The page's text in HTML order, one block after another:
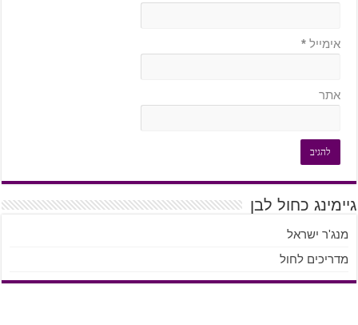
אימייל *
אתר
גיימינג כחול לבן
מנג'ר ישראל
מדריכים לחול